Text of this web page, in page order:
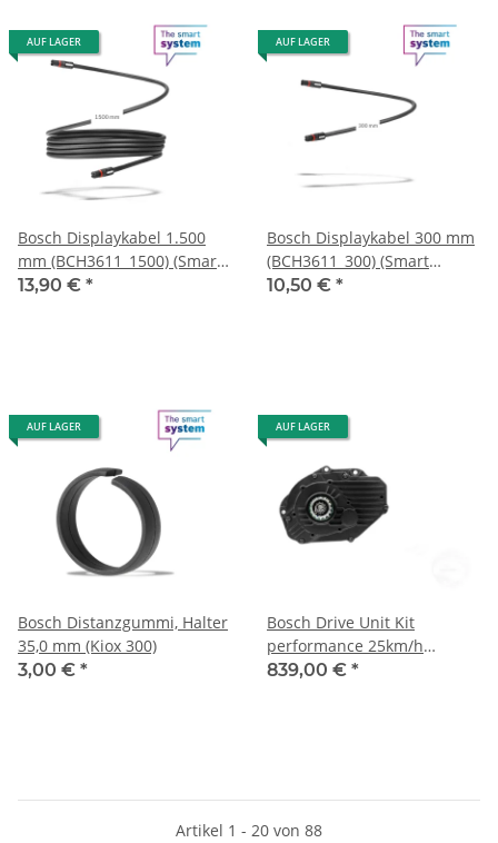
AUF LAGER
Bosch Displaykabel 1.500
mm (BCH3611_1500) (Smart
System)
13,90 € *
AUF LAGER
Bosch Displaykabel 300 mm
(BCH3611_300) (Smart
System)
10,50 € *
AUF LAGER
Bosch Distanzgummi, Halter
35,0 mm (Kiox 300)
3,00 € *
AUF LAGER
Bosch Drive Unit Kit
performance 25km/h
BDU250P CX
839,00 € *
Artikel 1 - 20 von 88